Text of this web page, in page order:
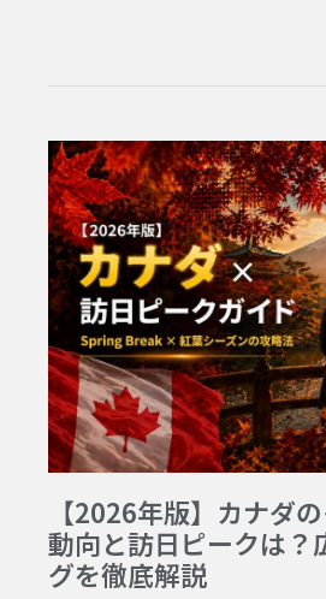
【2026年版】カナダ
動向と訪日ピークは？
グを徹底解説